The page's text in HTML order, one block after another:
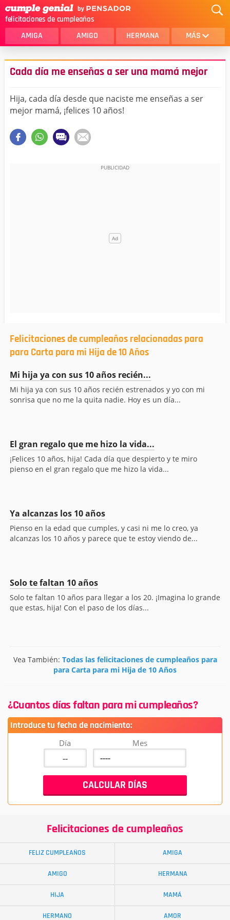
felicitaciones de cumpleaños
AMIGA AMIGO HERMANA MÁS
MAMA
AMOR
SOBRINA
HIJA
NOVIA
Cada día me enseñas a ser una mamá mejor
Hija, cada día desde que naciste me enseñas a ser
mejor mamá, ¡felices 10 años!
Felicitaciones de cumpleaños relacionadas para
para Carta para mi Hija de 10 Años
Mi hija ya con sus 10 años recién...
Mi hija ya con sus 10 años recién estrenados y yo con mi
sonrisa que no me la quita nadie. Hoy es un día...
El gran regalo que me hizo la vida...
¡Felices 10 años, hija! Cada día que despierto y te miro
pienso en el gran regalo que me hizo la vida...
Ya alcanzas los 10 años
Pienso en la edad que cumples, y casi ni me lo creo, ya
alcanzas los 10 años y parece que te estoy viendo de...
Solo te faltan 10 años
Solo te faltan 10 años para llegar a los 20. ¡Imagina lo grande
que estas, hija! Con el paso de los días...
Vea También: Todas las felicitaciones de cumpleaños para
para Carta para mi Hija de 10 Años
¿Cuantos días faltan para mi cumpleaños?
Introduce tu fecha de nacimiento:
Día Mes
Felicitaciones de cumpleaños
FELIZ CUMPLEAÑOS AMIGA
AMIGO HERMANA
HIJA MAMÁ
HERMANO AMOR